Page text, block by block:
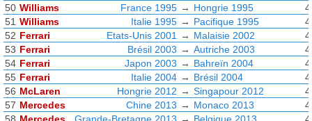
50 Williams France 1995 → Hongrie 1995
4
51 Williams Italie 1995 → Pacifique 1995
4
52 Ferrari Etats-Unis 2001 → Malaisie 2002
4
53 Ferrari Brésil 2003 → Autriche 2003
4
54 Ferrari Japon 2003 → Bahreïn 2004
4
55 Ferrari Italie 2004 → Brésil 2004
4
56 McLaren Hongrie 2012 → Singapour 2012
4
57 Mercedes Chine 2013 → Monaco 2013
4